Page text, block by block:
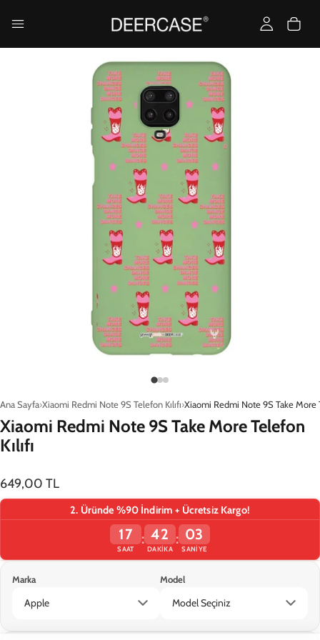
Ana Sayfa Xiaomi Redmi Note 9S Telefon Kılıfı Xiaomi Redmi Note 9S Take More
Xiaomi Redmi Note 9S Take More Telefon
Kılıfı
649,00 TL
2. Üründe %90 İndirim + Ücretsiz Kargo!
17
SAAT
: 42
DAKIKA
: 03
SANIYE
Marka Model